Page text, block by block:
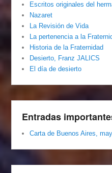
Escritos originales del
Nazaret
La Revisión de Vida
La pertenencia a la
Historia de la Fraternidad
Desierto, Franz JALICS
El día de desierto
Entradas
Carta de Buenos Aires,